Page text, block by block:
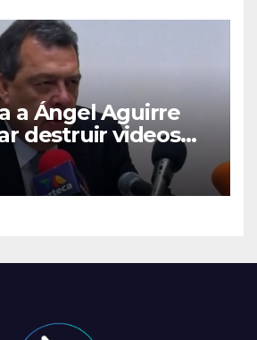
a Ángel Aguirre
destruir videos
Ayotzinapa